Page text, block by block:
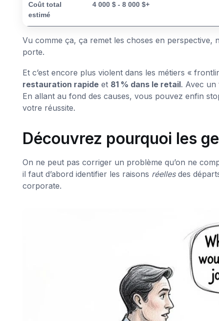
Coût total
estimé
4 000 $ - 8 000 $+
Vu comme ça, ça remet les choses en perspective,
porte.
Et c’est encore plus violent dans les métiers «
restauration rapideet 81 % dans le retail. Avec un
En allant au fond des causes, vous pouvez enfin
votre réussite.
Découvrez pourquoi les
On ne peut pas corriger un problème qu’on ne
il faut d’abord identifier les raisons réellesdes
corporate.